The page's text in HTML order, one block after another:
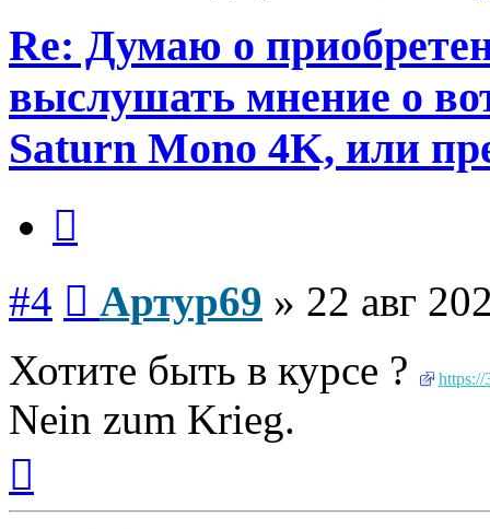
Re: Думаю о
выслушать мнение о
Saturn Mono 4K, или
#4 Артур69 » 22 авг
Хотите быть в курсе ?
https://
Nein zum Krieg.
началу